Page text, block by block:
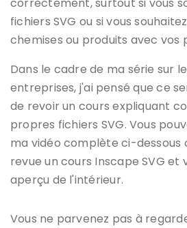
correctement, surtout si vous
fichiers SVG ou si vous
chemises ou produits avec vos
Dans le cadre de ma série sur
entreprises, j'ai pensé que ce
de revoir un cours expliquant
propres fichiers SVG. Vous
ma vidéo complète ci-dessous
revue un cours Inscape SVG et
aperçu de l'intérieur.
Vous ne parvenez pas à